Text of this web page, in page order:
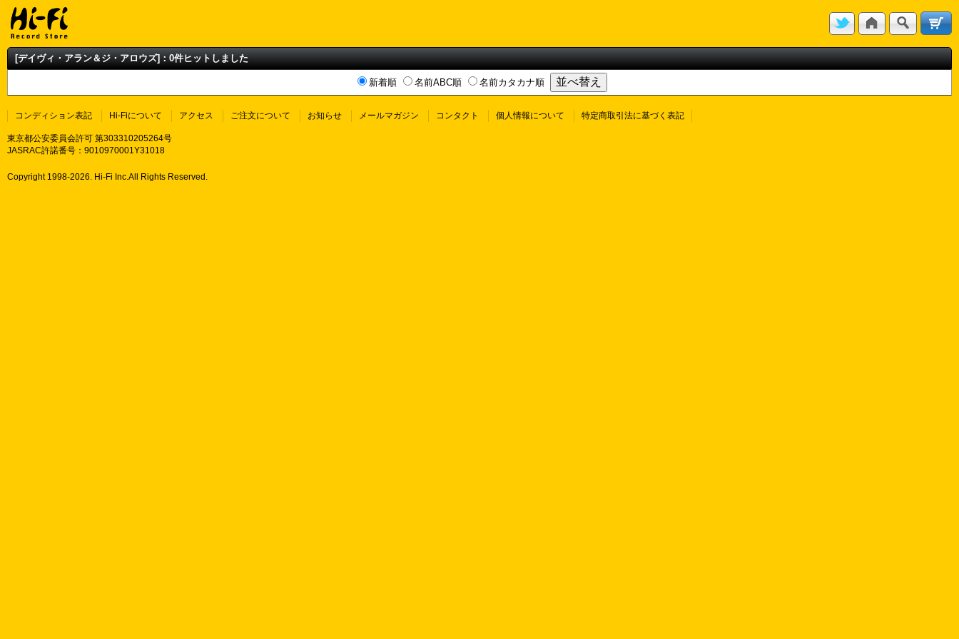
[デイヴィ・アラン＆ジ・アロウズ]：0件ヒットしました
新着順 名前ABC順 名前カタカナ順
コンディション表記 Hi-Fiについて アクセス ご注文について お知らせ メールマガジン コンタクト 個人情報について 特定商取引法に基づく表記
東京都公安委員会許可 第303310205264号
JASRAC許諾番号：9010970001Y31018
Copyright 1998-2026. Hi-Fi Inc.All Rights Reserved.